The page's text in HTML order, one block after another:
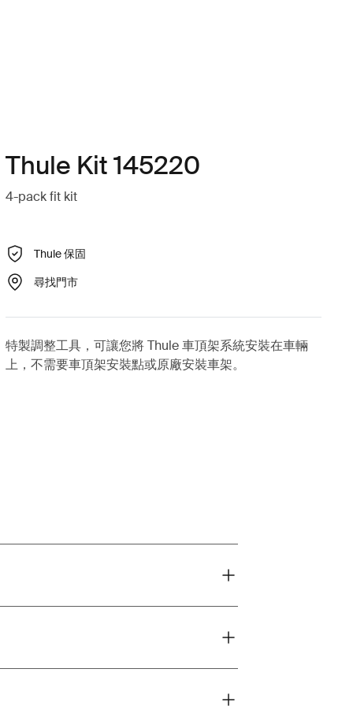
Thule Kit 145220
4-pack fit kit
Thule 保固
尋找門市
特製調整工具，可讓您將 Thule 車頂架系統安裝在車輛
上，不需要車頂架安裝點或原廠安裝車架。